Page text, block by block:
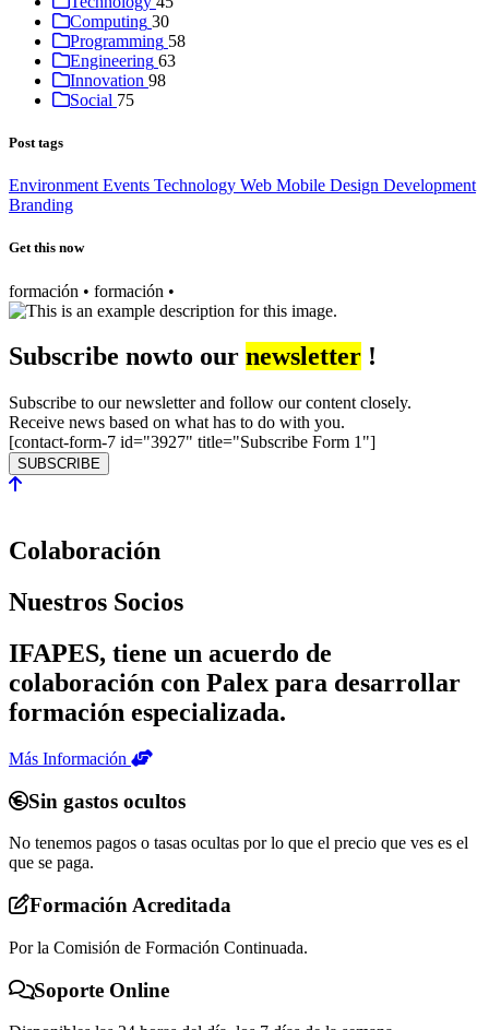
Computing 30
Programming 58
Engineering 63
Innovation 98
Social 75
Post tags
Environment Events Technology Web Mobile Design Development
Branding
Get this now
formación • formación •
Subscribe nowto our newsletter !
Subscribe to our newsletter and follow our content closely.
Receive news based on what has to do with you.
[contact-form-7 id="3927" title="Subscribe Form 1"]
SUBSCRIBE
Colaboración
Nuestros Socios
IFAPES, tiene un acuerdo de
colaboración con Palex para desarrollar
formación especializada.
Más Información
Sin gastos ocultos
No tenemos pagos o tasas ocultas por lo que el precio que ves es el
que se paga.
Formación Acreditada
Por la Comisión de Formación Continuada.
Soporte Online